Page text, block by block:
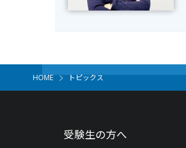
HOME トピックス
受験生の方へ